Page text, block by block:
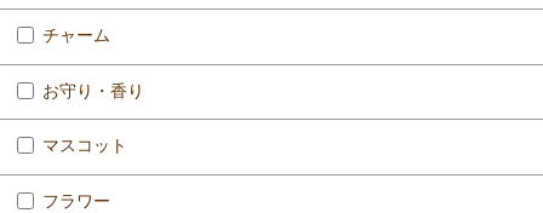
チャーム
お守り・香り
マスコット
フラワー